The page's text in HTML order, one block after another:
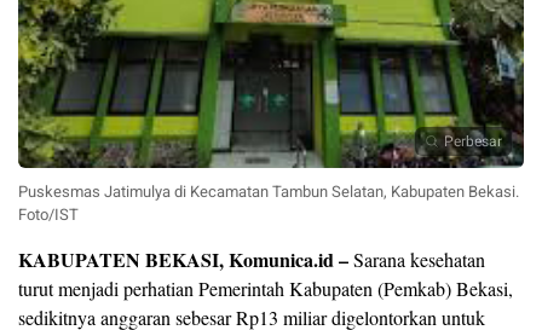
Perbesar
Puskesmas Jatimulya di Kecamatan Tambun Selatan, Kabupaten Bekasi.
Foto/IST
KABUPATEN BEKASI, Komunica.id –Sarana kesehatan
turut menjadi perhatian Pemerintah Kabupaten (Pemkab) Bekasi,
sedikitnya anggaran sebesar Rp13 miliar digelontorkan untuk